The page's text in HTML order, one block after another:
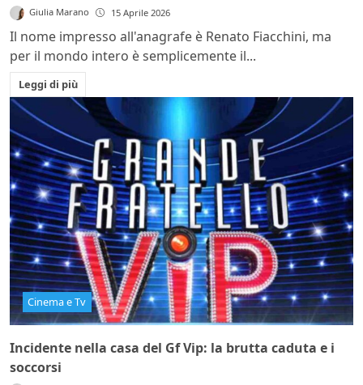
Giulia Marano 15 Aprile 2026
Il nome impresso all'anagrafe è Renato Fiacchini, ma
per il mondo intero è semplicemente il...
Leggi di più
Cinema e Tv
Incidente nella casa del Gf Vip: la brutta caduta e i
soccorsi